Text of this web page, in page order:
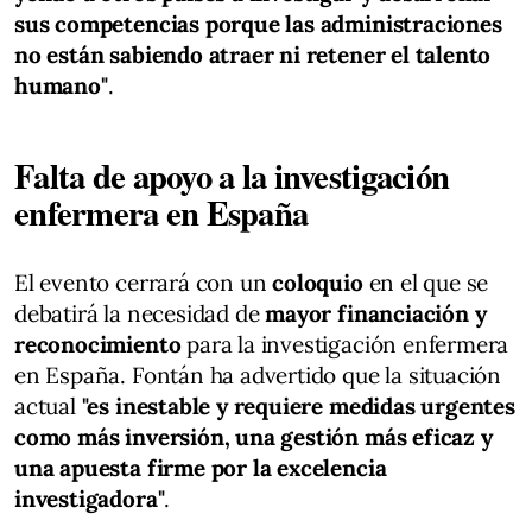
sus competencias porque las administraciones
no están sabiendo atraer ni retener el talento
humano".
Falta de apoyo a la investigación
enfermera en España
El evento cerrará con uncoloquioen el que se
debatirá la necesidad demayor financiación y
reconocimientopara la investigación enfermera
en España. Fontán ha advertido que la situación
actual "es inestable y requiere medidas urgentes
como más inversión, una gestión más eficaz y
una apuesta firme por la excelencia
investigadora".